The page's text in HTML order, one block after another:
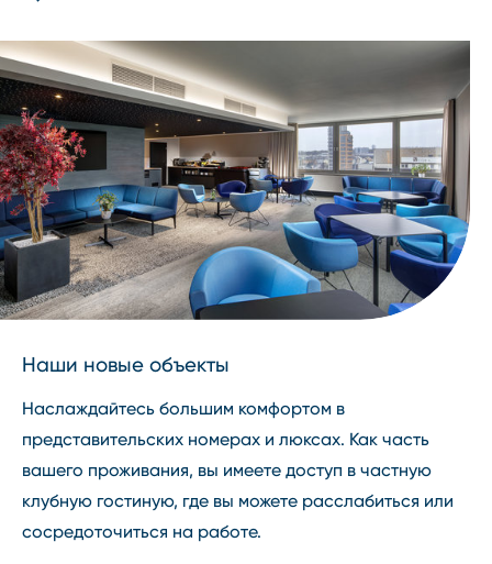
Наши новые объекты
Наслаждайтесь большим комфортом в
представительских номерах и люксах. Как часть
вашего проживания, вы имеете доступ в частную
клубную гостиную, где вы можете расслабиться или
сосредоточиться на работе.